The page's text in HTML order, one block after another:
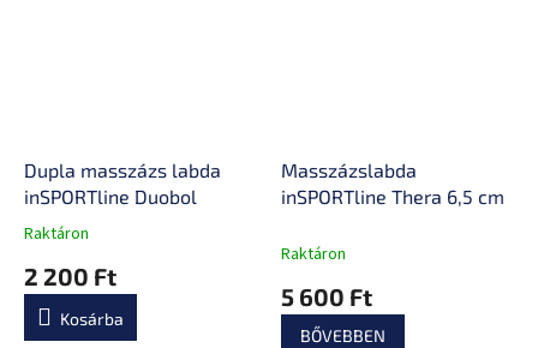
Dupla masszázs labda
inSPORTline Duobol
A
átlagos
értékelése
Raktáron
2 200 Ft
Kosárba
Masszázslabda
inSPORTline Thera 6,5 cm
Raktáron
5 600 Ft
BŐVEBBEN